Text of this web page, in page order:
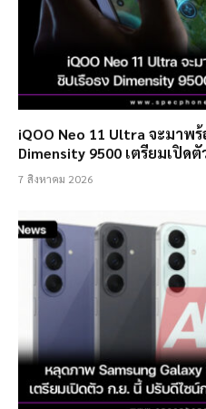
iQOO Neo 11 Ultra จะมาพ
Dimensity 9500 เตรียมเปิด
7 สิงหาคม 2026